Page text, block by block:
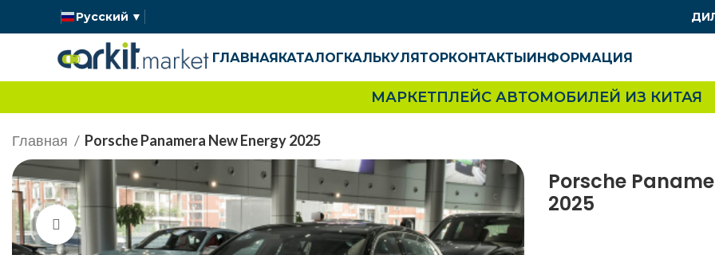
Русский ▼
ГЛАВНАЯКАТАЛОГКАЛЬКУЛЯТОРКОНТАКТЫИНФОРМАЦИЯ
МАРКЕТПЛЕЙС АВТОМОБИЛЕЙ ИЗ КИТАЯ
Главная Porsche Panamera New Energy 2025
Нажмите, чтобы увеличить
Porsche
2025